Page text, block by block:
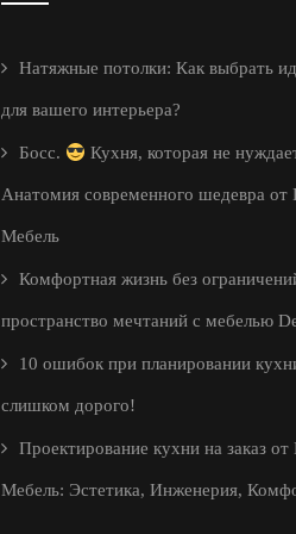
Натяжные потолки: Как выбрать
для вашего интерьера?
Босс. Кухня, которая не
Анатомия современного шедевра от
Мебель
Комфортная жизнь без
пространство мечтаний с мебелью
10 ошибок при планировании
слишком дорого!
Проектирование кухни на заказ
Мебель: Эстетика, Инженерия,